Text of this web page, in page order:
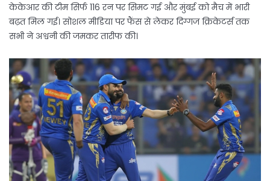
केकेआर की टीम सिर्फ 116 रन पर सिमट गई और मुंबई को मैच में भारी
बढ़त मिल गई। सोशल मीडिया पर फैंस से लेकर दिग्गज क्रिकेटर्स तक
सभी ने अश्वनी की जमकर तारीफ की।